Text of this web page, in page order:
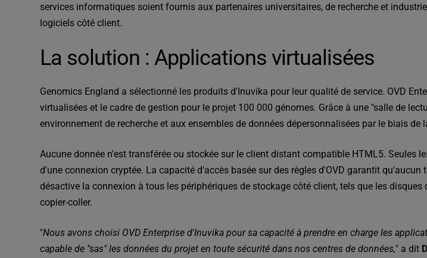
services informatiques soient fournis aux partenaires universitaires, de recherche et
logiciels côté client.
La solution : Applications virtualisées
Genomics England a sélectionné les produits d'Inuvika pour leur qualité de service. OVD
virtualisées et le cadre de gestion pour le projet 100 000 génomes. Grâce à une "salle de
environnement de recherche et aux ensembles de données dépersonnalisées par le biais
Aucune donnée n'est transférée ou stockée sur le client distant compatible HTML5. Seules
d'une connexion cryptée. La capacité d'accès basée sur des règles d'OVD garantit
désactive la connexion à tous les périphériques de stockage côté client, tels que les
copier-coller.
"Nous avons choisi OVD Enterprise d'Inuvika pour sa capacité à prendre en charge les
capable de "sas" les données du projet en toute sécurité dans nos centres de données," a dit